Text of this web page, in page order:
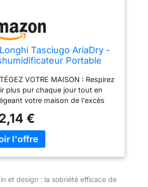
Tasciugo AriaDry -
Portable
Élimination de
12L/24h, Séchage,
Moisissure, Silencieux,
(DEX212SF)
VOTRE MAISON : Respirez
plus pur chaque jour tout en
votre maison de l'excès
odeurs AIR PLUS PROPRE
SAIN : Le système de
à 3 actions élimine la
actif PRÊT POUR LA VIE
€
et design : la sobriété efficace de